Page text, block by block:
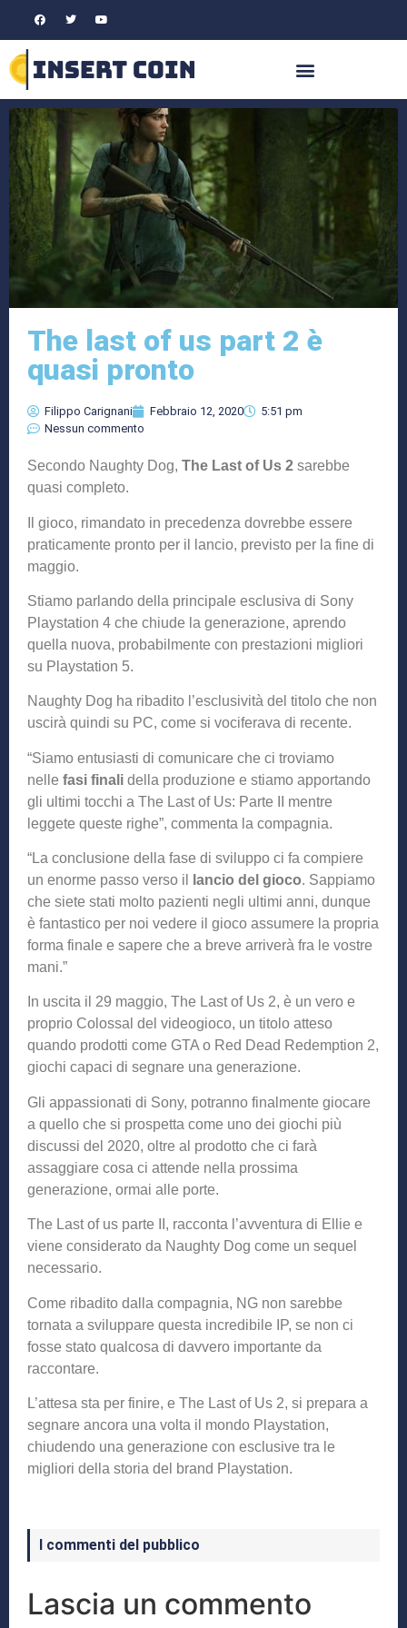
The last of us part 2 è
quasi pronto
Filippo Carignani Febbraio 12, 2020
5:51 pm
Nessun commento
Secondo Naughty Dog, The Last of Us 2 sarebbe
quasi completo.
Il gioco, rimandato in precedenza dovrebbe essere
praticamente pronto per il lancio, previsto per la fine di
maggio.
Stiamo parlando della principale esclusiva di Sony
Playstation 4 che chiude la generazione, aprendo
quella nuova, probabilmente con prestazioni migliori
su Playstation 5.
Naughty Dog ha ribadito l’esclusività del titolo che non
uscirà quindi su PC, come si vociferava di recente.
“Siamo entusiasti di comunicare che ci troviamo
nelle fasi finali della produzione e stiamo apportando
gli ultimi tocchi a The Last of Us: Parte II mentre
leggete queste righe”, commenta la compagnia.
“La conclusione della fase di sviluppo ci fa compiere
un enorme passo verso il
lancio del gioco. Sappiamo
che siete stati molto pazienti negli ultimi anni, dunque
è fantastico per noi vedere il gioco assumere la propria
forma finale e sapere che a breve arriverà fra le vostre
mani.”
In uscita il 29 maggio, The Last of Us 2, è un vero e
proprio Colossal del videogioco, un titolo atteso
quando prodotti come GTA o Red Dead Redemption 2,
giochi capaci di segnare una generazione.
Gli appassionati di Sony, potranno finalmente giocare
a quello che si prospetta come uno dei giochi più
discussi del 2020, oltre al prodotto che ci farà
assaggiare cosa ci attende nella prossima
generazione, ormai alle porte.
The Last of us parte II, racconta l’avventura di Ellie e
viene considerato da Naughty Dog come un sequel
necessario.
Come ribadito dalla compagnia, NG non sarebbe
tornata a sviluppare questa incredibile IP, se non ci
fosse stato qualcosa di davvero importante da
raccontare.
L’attesa sta per finire, e The Last of Us 2, si prepara a
segnare ancora una volta il mondo Playstation,
chiudendo una generazione con esclusive tra le
migliori della storia del brand Playstation.
I commenti del pubblico
Lascia un commento